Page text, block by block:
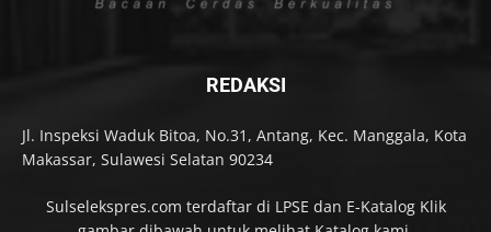
REDAKSI
Jl. Inspeksi Waduk Bitoa, No.31, Antang, Kec. Manggala, Kota
Makassar, Sulawesi Selatan 90234
Sulselekspres.com terdaftar di LPSE dan E-Katalog Klik